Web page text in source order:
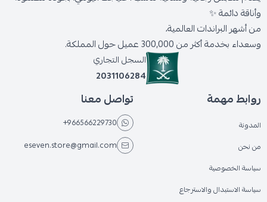
وأناقة دائمة ✨
من أشهر البراندات العالمية،
وسعداء بخدمة أكثر من 300,000 عميل حول المملكة.
السجل التجاري
2031106284
روابط مهمة
المدونة
من نحن
سياسة الخصوصية
سياسة الاستبدال والاسترجاع
تواصل معنا
+966566229730
eseven.store@gmail.com